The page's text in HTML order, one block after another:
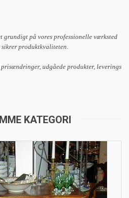
grundigt på vores professionelle værksted
produktkvaliteten.
udgåede produkter, leverings
KATEGORI